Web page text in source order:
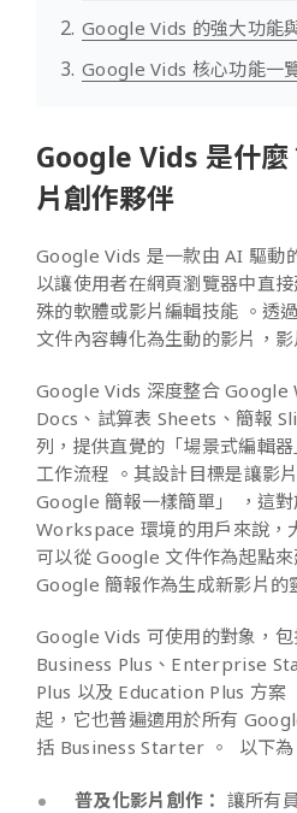
Google Vids 的強大功能
Google Vids 核心功能一
Google Vids 是什
片創作夥伴
Google Vids 是一款由 AI 驅動
以讓使用者在網頁瀏覽器中直
殊的軟體或影片編輯技能 。透
文件內容轉化為生動的影片，
Google Vids 深度整合
Docs、試算表 Sheets、簡報
列，提供直覺的「場景式編輯
工作流程 。其設計目標是讓影
Google 簡報一樣簡單」 ，這
Workspace 環境的用戶來說，
可以從 Google 文件作為起點
Google 簡報作為生成新影片
Google Vids 可使用的對象，
Business Plus、Enterprise
Plus 以及 Education Plus 方案
起，它也普遍適用於所有
括 Business Starter 。 以下為
普及化影片創作： 讓所有